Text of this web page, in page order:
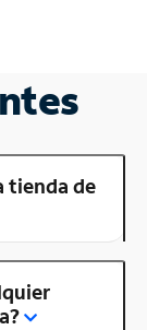
tienda de